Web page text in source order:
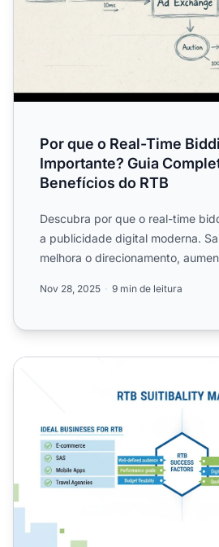
Por que o Real-Time
Importante? Guia
Benefícios do RTB
Descubra por que o real-time
a publicidade digital moderna.
melhora o direcionamento,
Nov 28, 2025 9 min de leitura
RTB é adequado para todos os